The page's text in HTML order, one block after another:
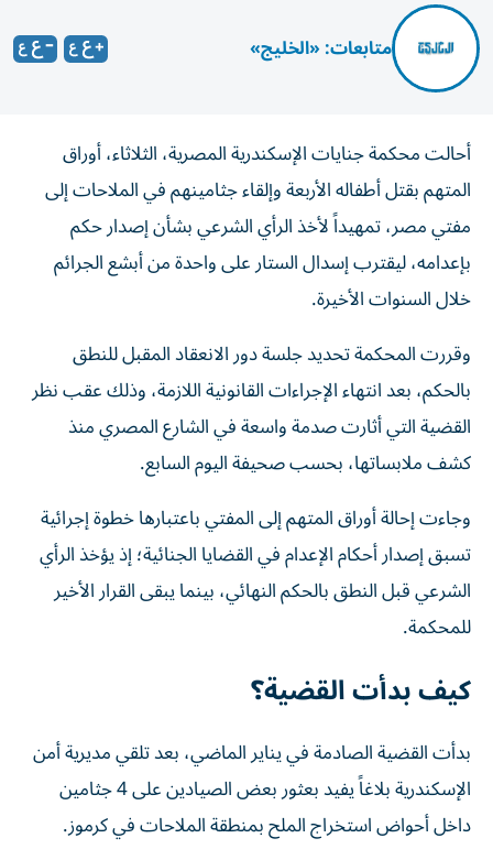
متابعات: «الخليج»
أحالت محكمة جنايات الإسكندرية المصرية، الثلاثاء، أوراق
المتهم بقتل أطفاله الأربعة وإلقاء جثامينهم في الملاحات إلى
مفتي مصر، تمهيداً لأخذ الرأي الشرعي بشأن إصدار حكم
بإعدامه، ليقترب إسدال الستار على واحدة من أبشع الجرائم
خلال السنوات الأخيرة.
وقررت المحكمة تحديد جلسة دور الانعقاد المقبل للنطق
بالحكم، بعد انتهاء الإجراءات القانونية اللازمة، وذلك عقب نظر
القضية التي أثارت صدمة واسعة في الشارع المصري منذ
كشف ملابساتها، بحسب صحيفة اليوم السابع.
وجاءت إحالة أوراق المتهم إلى المفتي باعتبارها خطوة إجرائية
تسبق إصدار أحكام الإعدام في القضايا الجنائية؛ إذ يؤخذ الرأي
الشرعي قبل النطق بالحكم النهائي، بينما يبقى القرار الأخير
للمحكمة.
كيف بدأت القضية؟
بدأت القضية الصادمة في يناير الماضي، بعد تلقي مديرية أمن
الإسكندرية بلاغاً يفيد بعثور بعض الصيادين على 4 جثامين
داخل أحواض استخراج الملح بمنطقة الملاحات في كرموز.